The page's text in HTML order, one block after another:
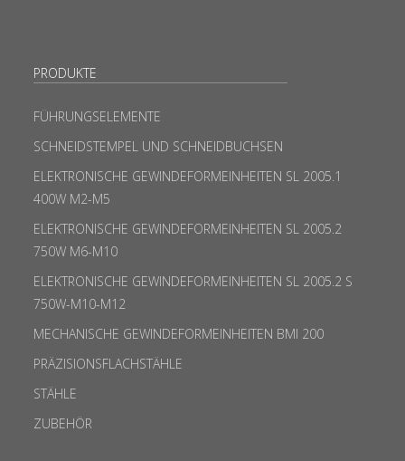
PRODUKTE
FÜHRUNGSELEMENTE
SCHNEIDSTEMPEL UND SCHNEIDBUCHSEN
ELEKTRONISCHE GEWINDEFORMEINHEITEN SL 2005.1
400W M2-M5
ELEKTRONISCHE GEWINDEFORMEINHEITEN SL 2005.2
750W M6-M10
ELEKTRONISCHE GEWINDEFORMEINHEITEN SL 2005.2 S
750W-M10-M12
MECHANISCHE GEWINDEFORMEINHEITEN BMI 200
PRÄZISIONSFLACHSTÄHLE
STÄHLE
ZUBEHÖR